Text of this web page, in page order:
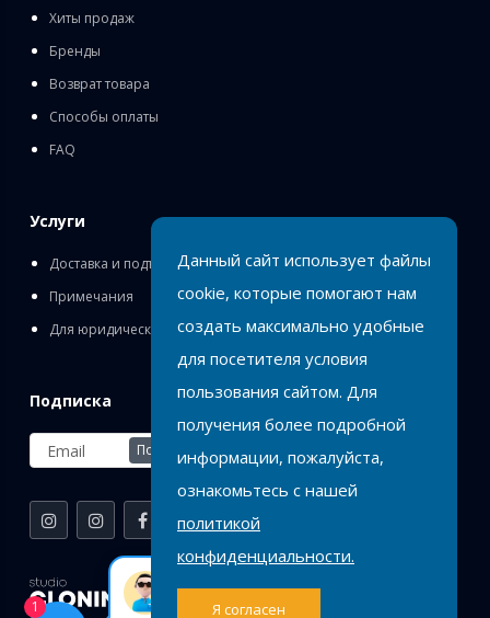
Хиты продаж
Бренды
Возврат товара
Способы оплаты
FAQ
Услуги
Доставка и подъём
Примечания
Для юридических лиц
Подписка
Подписаться
1
Оставь заявку или
Данный сайт использует файлы
cookie, которые помогают нам
создать максимально удобные
для посетителя условия
пользования сайтом. Для
получения более подробной
информации, пожалуйста,
ознакомьтесь с нашей
политикой
конфиденциальности.
Я согласен